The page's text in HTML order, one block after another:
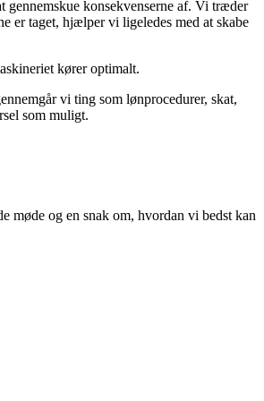
konsekvenserne af. Vi træder
er taget, hjælper vi ligeledes med at skabe
kører optimalt.
vi ting som lønprocedurer, skat,
som muligt.
møde og en snak om, hvordan vi bedst kan